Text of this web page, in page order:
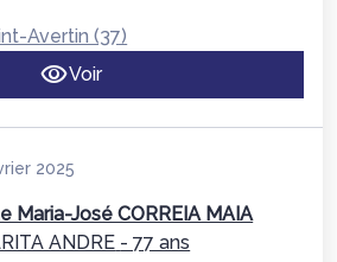
Avertin (37)
Voir
2025
Maria-José CORREIA MAIA
ANDRE - 77 ans